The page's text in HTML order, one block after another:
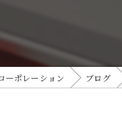
ーポレーション ブログ